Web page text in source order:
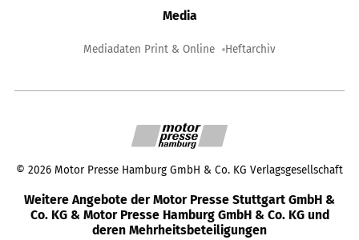
Media
Mediadaten Print & Online Heftarchiv
© 2026 Motor Presse Hamburg GmbH & Co. KG Verlagsgesellschaft
Weitere Angebote der Motor Presse Stuttgart GmbH &
Co. KG & Motor Presse Hamburg GmbH & Co. KG und
deren Mehrheitsbeteiligungen